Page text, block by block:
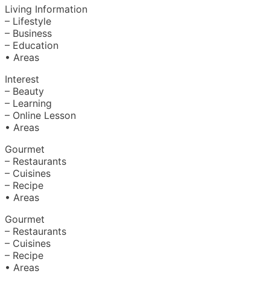
Living Information
– Lifestyle
– Business
– Education
• Areas
Interest
– Beauty
– Learning
– Online Lesson
• Areas
Gourmet
– Restaurants
– Cuisines
– Recipe
• Areas
Gourmet
– Restaurants
– Cuisines
– Recipe
• Areas